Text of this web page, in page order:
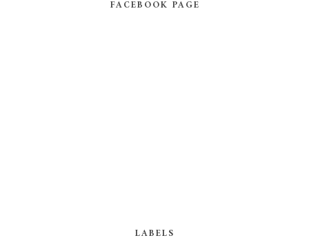
FACEBOOK PAGE
LABELS